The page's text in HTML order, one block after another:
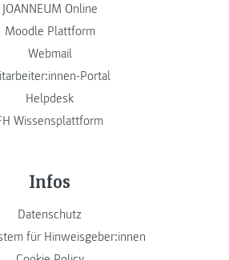
JOANNEUM Online
Moodle Plattform
Webmail
Portal
Helpdesk
Wissensplattform
Infos
Datenschutz
für Hinweisgeber:innen